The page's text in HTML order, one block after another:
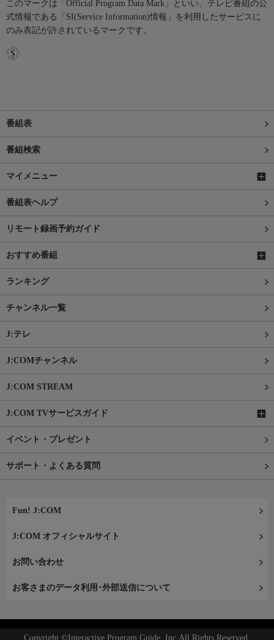
このマークは「Official Program Data Mark」といい、テレビ番組の公
式情報である「SI(Service Information)情報」を利用したサービスに
のみ表記が許されているマークです。
番組表
番組検索
マイメニュー
番組表ヘルプ
リモート録画予約ガイド
おすすめ番組
ランキング
チャンネル一覧
J:テレ
J:COMチャンネル
J:COM STREAM
J:COM TVサービスガイド
イベント・プレゼント
サポート・よくある質問
Fun! J:COM
J:COM オフィシャルサイト
お問い合わせ
お客さまのデータ利用･外部送信について
Copyright ©Interactive Program Guide, Inc.All Rights Reserved.